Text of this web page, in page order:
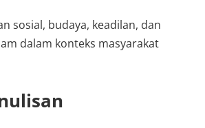
sosial, budaya, keadilan, dan
dalam konteks masyarakat